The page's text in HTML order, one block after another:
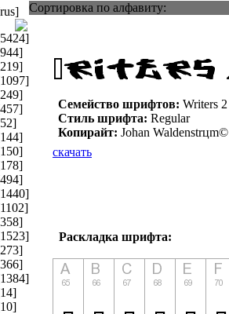
Сортировка по алфавиту:
Семейство шрифтов: Writers 2
Стиль шрифта: Regular
Копирайт: Johan
скачать
Раскладка шрифта: